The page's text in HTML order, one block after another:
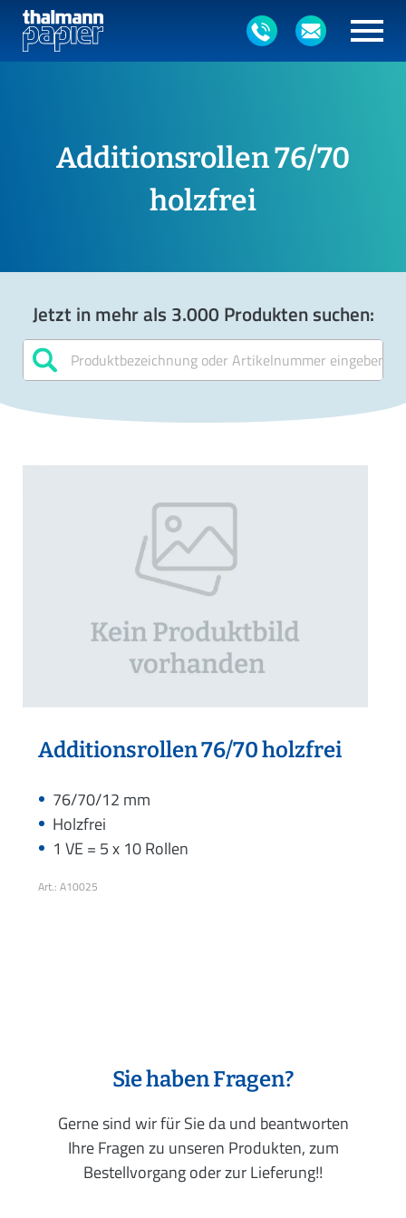
Additionsrollen 76/70
holzfrei
Jetzt in mehr als 3.000 Produkten suchen:
Additionsrollen 76/70 holzfrei
76/70/12 mm
Holzfrei
1 VE = 5 x 10 Rollen
Art.: A10025
Sie haben Fragen?
Gerne sind wir für Sie da und beantworten
Ihre Fragen zu unseren Produkten, zum
Bestellvorgang oder zur Lieferung!!